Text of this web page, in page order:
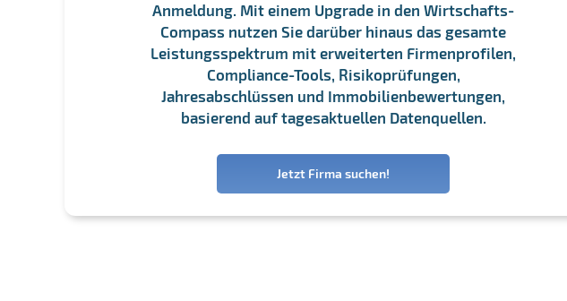
Anmeldung. Mit einem Upgrade in den Wirtschafts-
Compass nutzen Sie darüber hinaus das gesamte
Leistungsspektrum mit erweiterten Firmenprofilen,
Compliance-Tools, Risikoprüfungen,
Jahresabschlüssen und Immobilienbewertungen,
basierend auf tagesaktuellen Datenquellen.
Jetzt Firma suchen!